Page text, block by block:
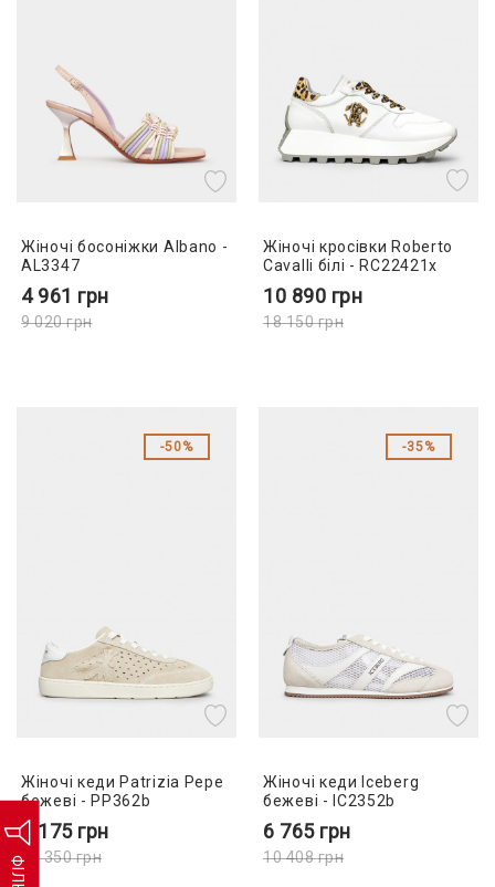
Жіночі босоніжки Albano -
AL3347
4 961 грн
9 020грн
Жіночі кросівки Roberto
Cavalli білі - RC22421x
10 890 грн
18 150грн
50%
Жіночі кеди Patrizia Pepe
бежеві - PP362b
5 175 грн
10 350грн
35%
Жіночі кеди Iceberg
бежеві - IC2352b
6 765 грн
10 408грн